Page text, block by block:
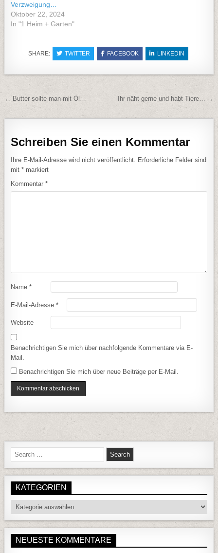
Verzweigung…
Oktober 22, 2024
In "1 Heim + Garten"
SHARE: TWITTER FACEBOOK LINKEDIN
BeitragsnavigationIhr näht gerne und habt Tiere… →
← Butter sollte man mit Öl…
Schreiben Sie einen Kommentar
Ihre E-Mail-Adresse wird nicht veröffentlicht.
Erforderliche Felder sind
mit* markiert
Kommentar*
Name*
E-Mail-Adresse*
Website
Benachrichtigen Sie mich über nachfolgende Kommentare via E-
Mail.
Benachrichtigen Sie mich über neue Beiträge per E-Mail.
Search for:
KATEGORIEN
Kategorien
NEUESTE KOMMENTARE